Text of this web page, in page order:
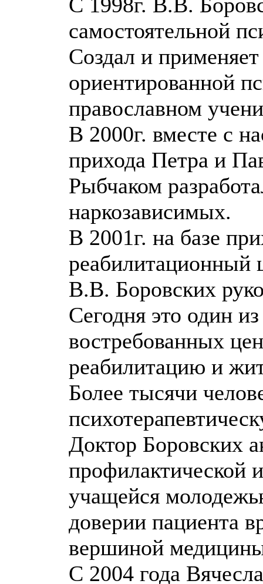
самостоятельной
Создал и
ориентированной
православном
В 2000г. вместе с
прихода Петра и
Рыбчаком
наркозависимых.
В 2001г. на базе
реабилитационный
В.В. Боровских
Сегодня это один
востребованных
реабилитацию и
Более тысячи
Доктор Боровских
профилактической
учащейся
доверии пациента
вершиной
С 2004 года